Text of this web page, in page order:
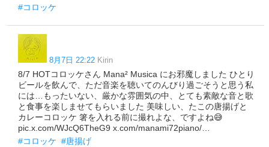
#コロッケ
8月7日 22:22 Kirin
8/7 HOTコロッケさん Mana² Musica にお邪魔しました ひとり
ビールを飲んで、ただ音楽を聴いてのんびり過ごそうと思う私
には…もったいない、厳かな雰囲気の中、とても素敵な音と歌
と食事を楽しませてもらいました 美味しい、たこの唐揚げと
カレーコロッケ 箸を入れる前に撮れよな、ですよね😅
pic.x.com/WJcQ6TheG9 x.com/manami72piano/…
#コロッケ #唐揚げ